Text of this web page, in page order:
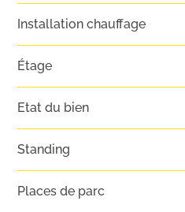
Installation chauffage
Étage
Etat du bien
Standing
Places de parc